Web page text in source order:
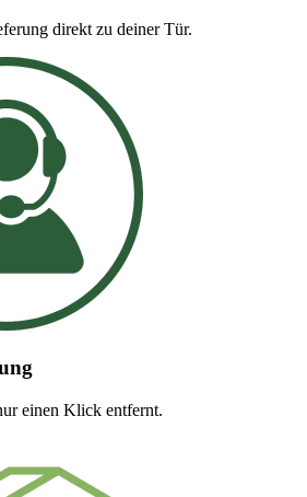
direkt zu deiner Tür.
einen Klick entfernt.